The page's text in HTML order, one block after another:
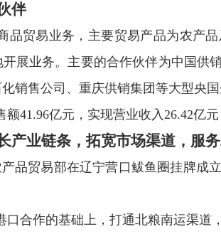
伴
品贸易业务，主要贸易产品为农产
展业务。 主要的合作伙伴为中国供
销售公司、重庆供销集团等大型央国
额41.96亿元，实现营业收入26.42亿
产业链条，拓宽市场渠道，服
品贸易部在辽宁营口鲅鱼圈挂牌成立
口合作的基础上，打通北粮南运渠